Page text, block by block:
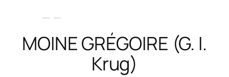
MOINE GRÉGOIRE (G. I.
Krug)